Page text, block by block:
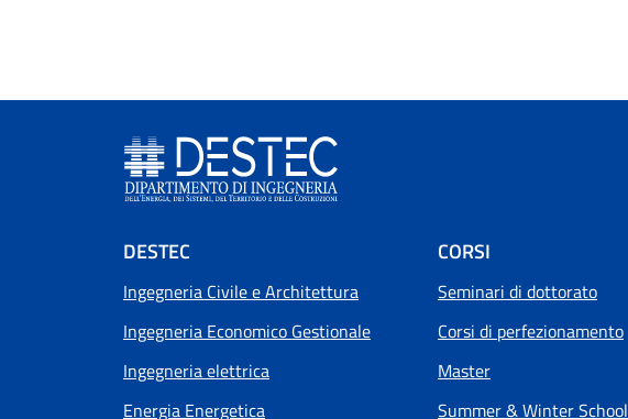
Footer menu
DESTEC
Ingegneria Civile e Architettura
Ingegneria Economico Gestionale
Ingegneria elettrica
Energia Energetica
CORSI
Seminari di dottorato
Corsi di perfezionamento
Master
Summer & Winter School